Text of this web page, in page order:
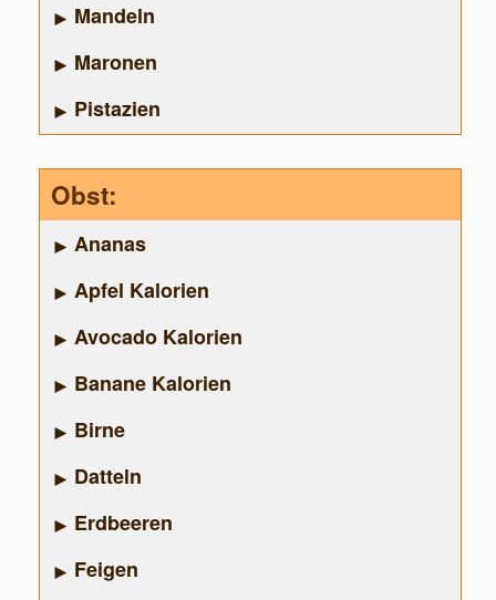
Mandeln
Maronen
Pistazien
Obst:
Ananas
Apfel Kalorien
Avocado Kalorien
Banane Kalorien
Birne
Datteln
Erdbeeren
Feigen